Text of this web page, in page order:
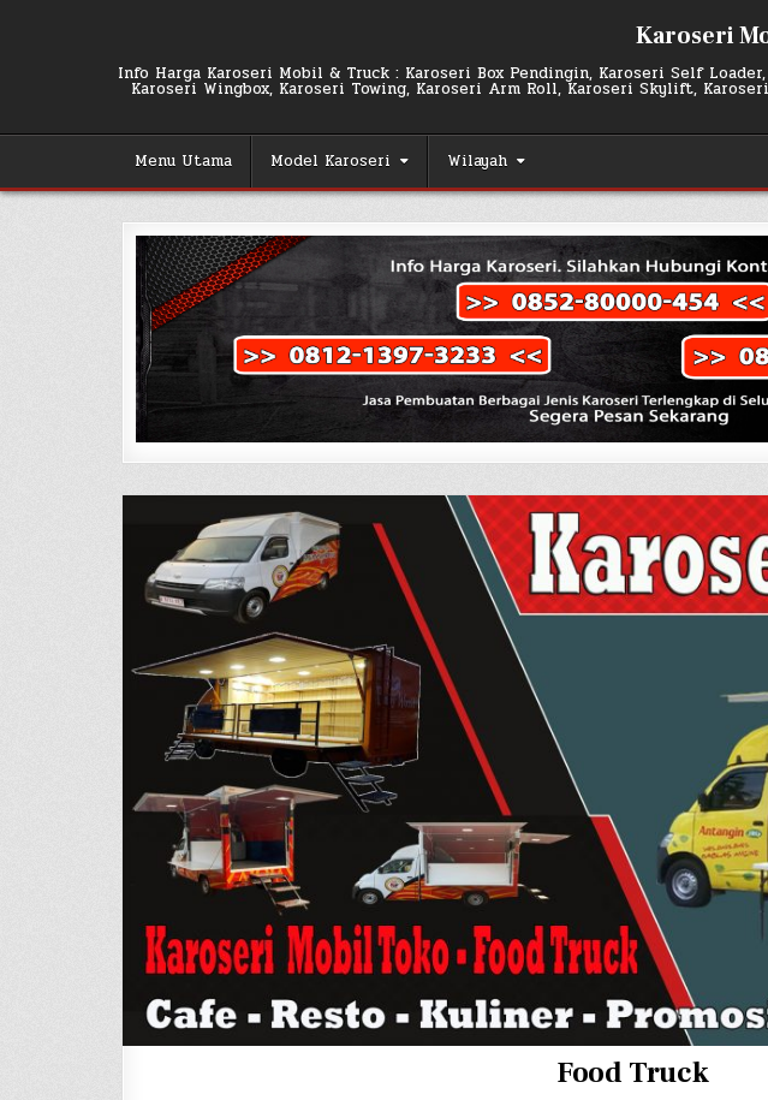
Karoseri
Info Harga Karoseri Mobil & Truck : Karoseri Box Pendingin, Karoseri Self
Karoseri Wingbox, Karoseri Towing, Karoseri Arm Roll, Karoseri Skylift,
Menu Utama Model Karoseri Wilayah
Food Truck